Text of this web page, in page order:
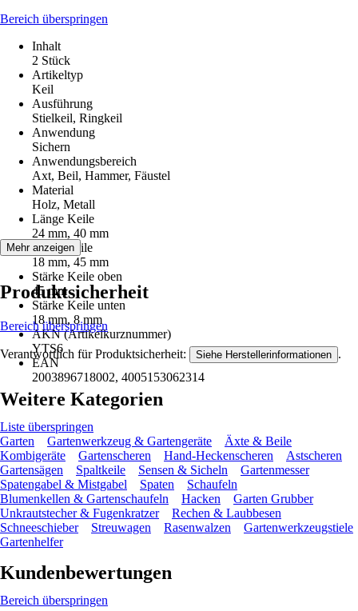
Bereich überspringen
Inhalt
2 Stück
Artikeltyp
Keil
Ausführung
Stielkeil, Ringkeil
Anwendung
Sichern
Anwendungsbereich
Axt, Beil, Hammer, Fäustel
Material
Holz, Metall
Länge Keile
24 mm, 40 mm
Breite Keile
18 mm, 45 mm
Stärke Keile oben
45 mm
Stärke Keile unten
18 mm, 8 mm
AKN (Artikelkurznummer)
YTS6
EAN
2003896718002, 4005153062314
Mehr anzeigen
Produktsicherheit
Bereich überspringen
Verantwortlich für Produktsicherheit: Siehe Herstellerinformationen .
Weitere Kategorien
Liste überspringen
Garten
Gartenwerkzeug & Gartengeräte
Äxte & Beile
Kombigeräte
Gartenscheren Hand-Heckenscheren
Astscheren
Gartensägen
Spaltkeile Sensen & Sicheln
Gartenmesser
Spatengabel & Mistgabel
Spaten
Schaufeln
Blumenkellen & Gartenschaufeln
Hacken
Garten Grubber
Unkrautstecher & Fugenkratzer
Rechen & Laubbesen
Schneeschieber
Streuwagen Rasenwalzen
Gartenwerkzeugstiele
Gartenhelfer
Kundenbewertungen
Bereich überspringen